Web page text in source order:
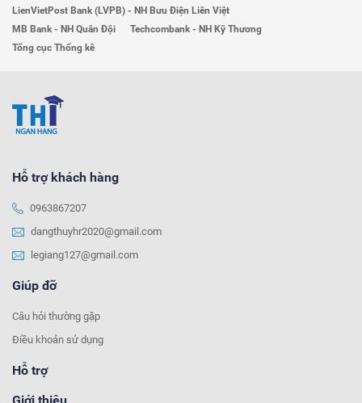
LienVietPost Bank (LVPB) - NH Bưu Điện Liên Việt
MB Bank - NH Quân Đội
Techcombank - NH Kỹ Thương
Tổng cục Thống kê
Hỗ trợ khách hàng
0963867207
dangthuyhr2020@gmail.com
legiang127@gmail.com
Giúp đỡ
Câu hỏi thường gặp
Điều khoản sử dụng
Hỗ trợ